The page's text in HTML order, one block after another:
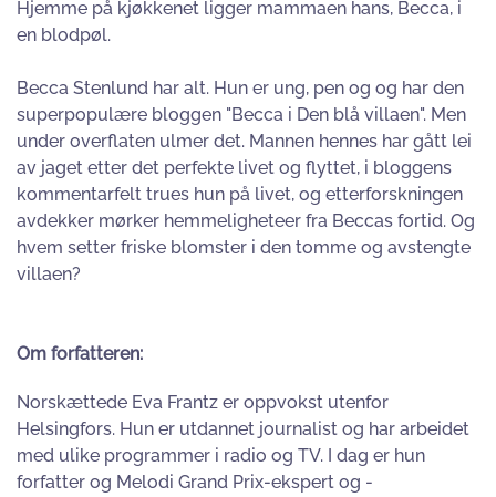
Hjemme på kjøkkenet ligger mammaen hans, Becca, i
en blodpøl.
Becca Stenlund har alt. Hun er ung, pen og og har den
superpopulære bloggen "Becca i Den blå villaen". Men
under overflaten ulmer det. Mannen hennes har gått lei
av jaget etter det perfekte livet og flyttet, i bloggens
kommentarfelt trues hun på livet, og etterforskningen
avdekker mørker hemmeligheteer fra Beccas fortid. Og
hvem setter friske blomster i den tomme og avstengte
villaen?
Om forfatteren:
Norskættede Eva Frantz er oppvokst utenfor
Helsingfors. Hun er utdannet journalist og har arbeidet
med ulike programmer i radio og TV. I dag er hun
forfatter og Melodi Grand Prix-ekspert og -